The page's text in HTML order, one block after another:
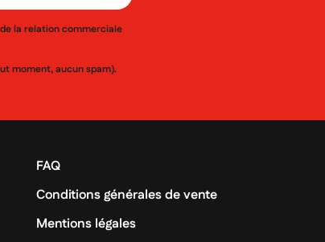
la relation commerciale
moment, aucun spam).
FAQ
Conditions générales de vente
Mentions légales